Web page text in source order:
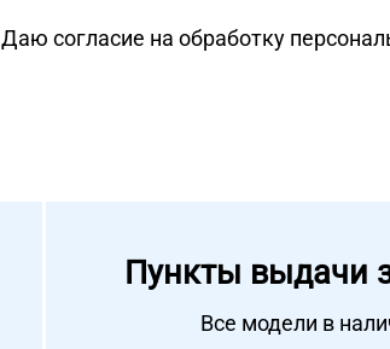
Даю согласие на обработку
Пункты выдачи
Все модели в